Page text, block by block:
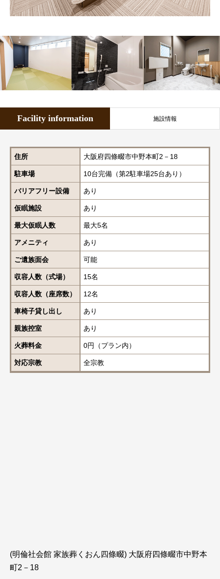
Facility information 施設情報
住所 大阪府四條畷市中野本町2－18
駐車場 10台完備（第2駐車場25台あり）
バリアフリー設備 あり
仮眠施設 あり
最大仮眠人数 最大5名
アメニティ あり
ご遺族面会 可能
収容人数（式場） 15名
収容人数（座席数） 12名
車椅子貸し出し あり
親族控室 あり
火葬料金 0円（プラン内）
対応宗教 全宗教
(明倫社会館 家族葬くおん四條畷) 大阪府四條畷市中野本
町2－18